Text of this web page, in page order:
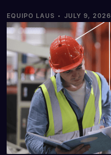
EQUIPO LAUS · JULY 9, 2026